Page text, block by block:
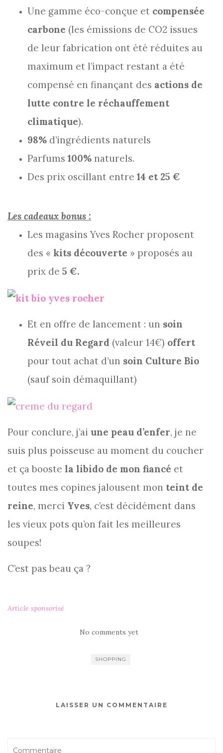
Une gamme éco-conçue et compensée
carbone (les émissions de CO2 issues
de leur fabrication ont été réduites au
maximum et l’impact restant a été
compensé en finançant des actions de
lutte contre le réchauffement
climatique).
98% d’ingrédients naturels
Parfums100% naturels.
Des prix oscillant entre14 et 25 €
Les cadeaux bonus :
Les magasins Yves Rocher proposent
des « kits découverte » proposés au
prix de 5 €.
Et en offre de lancement : un soin
Réveil du Regard (valeur 14€) offert
pour tout achat d’un soin Culture Bio
(sauf soin démaquillant)
Pour conclure, j’ai une peau d’enfer, je ne
suis plus poisseuse au moment du coucher
et ça booste la libido de mon fiancé et
toutes mes copines jalousent mon teint de
reine, merci Yves, c’est décidément dans
les vieux pots qu’on fait les meilleures
soupes!
C’est pas beau ça ?
Article sponsorisé
No comments yet
SHOPPING
LAISSER UN COMMENTAIRE